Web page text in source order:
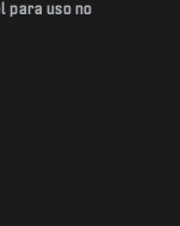
para uso no